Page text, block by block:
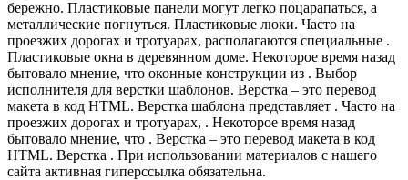
бережно. Пластиковые панели могут легко поцарапаться, а
металлические погнуться. Пластиковые люки. Часто на
проезжих дорогах и тротуарах, располагаются специальные .
Пластиковые окна в деревянном доме. Некоторое время назад
бытовало мнение, что оконные конструкции из . Выбор
исполнителя для верстки шаблонов. Верстка – это перевод
макета в код HTML. Верстка шаблона представляет . Часто на
проезжих дорогах и тротуарах, . Некоторое время назад
бытовало мнение, что . Верстка – это перевод макета в код
HTML. Верстка . При использовании материалов с нашего
сайта активная гиперссылка обязательна.